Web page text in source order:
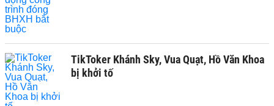
TikToker Khánh Sky, Vua Quạt, Hồ Văn Khoa
bị khởi tố